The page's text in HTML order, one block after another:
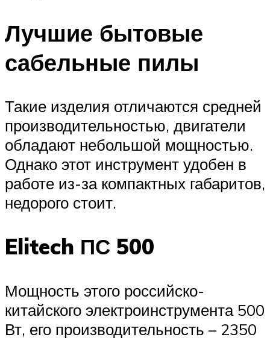
Лучшие бытовые
сабельные пилы
Такие изделия отличаются средней
производительностью, двигатели
обладают небольшой мощностью.
Однако этот инструмент удобен в
работе из-за компактных габаритов,
недорого стоит.
Elitech ПС 500
Мощность этого российско-
китайского электроинструмента 500
Вт, его производительность – 2350